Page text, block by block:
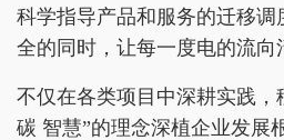
科学指导产品和服务的迁移调
全的同时，让每一度电的流向
不仅在各类项目中深耕实践，
碳 智慧”的理念深植企业发展